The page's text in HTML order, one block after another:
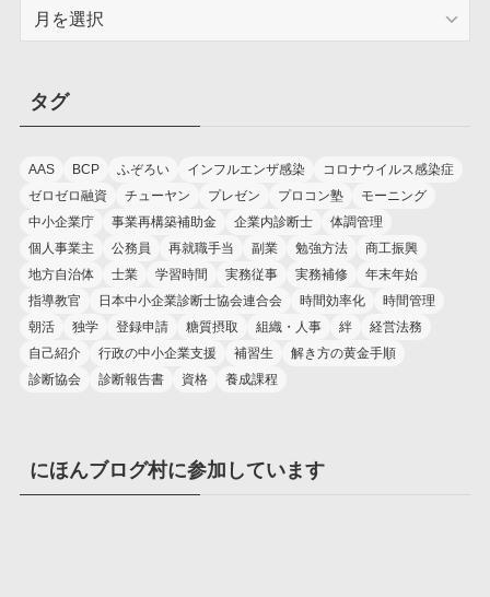
ブ
タグ
AAS BCP ふぞろい インフルエンザ感染
コロナウイルス感染症
ゼロゼロ融資
チューヤン プレゼン プロコン塾
モーニング
中小企業庁
事業再構築補助金 企業内診断士
体調管理
個人事業主
公務員 再就職手当 副業 勉強方法
商工振興
地方自治体
士業 学習時間 実務従事 実務補修
年末年始
指導教官
日本中小企業診断士協会連合会 時間効率化
時間管理
朝活
独学 登録申請 糖質摂取 組織・人事 絆
経営法務
自己紹介
行政の中小企業支援 補習生
解き方の黄金手順
診断協会
診断報告書 資格 養成課程
にほんブログ村に参加しています